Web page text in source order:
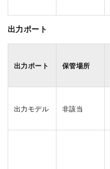
出力ポート
出力ポート 保管場所
出力モデル 非該当